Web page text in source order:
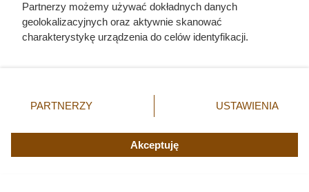
Partnerzy możemy używać dokładnych danych
geolokalizacyjnych oraz aktywnie skanować
charakterystykę urządzenia do celów identyfikacji.
zmienić/wycofać klikając przycisk ustawień prywatności
znajdujący się w lewym dolnym rogu strony. Niektóre
użytkownika, ale masz prawo sprzeciwić się takiemu
przetwarzaniu. Preferencje będą miały zastosowania tylko
PARTNERZY USTAWIENIA
Akceptuję